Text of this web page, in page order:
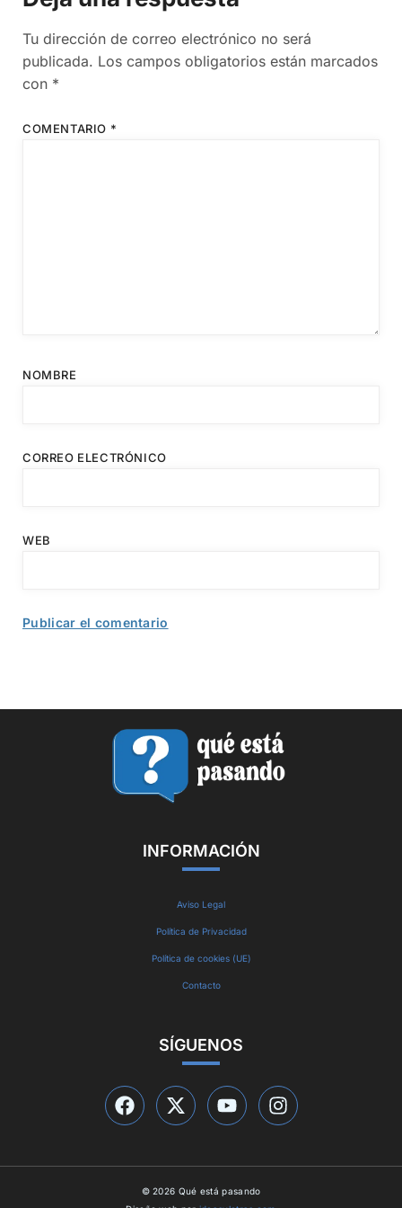
Tu dirección de correo electrónico no será
publicada. Los campos obligatorios están marcados
con *
COMENTARIO *
NOMBRE
CORREO ELECTRÓNICO
WEB
INFORMACIÓN
Aviso Legal
Política de Privacidad
Política de cookies (UE)
Contacto
SÍGUENOS
© 2026 Qué está pasando